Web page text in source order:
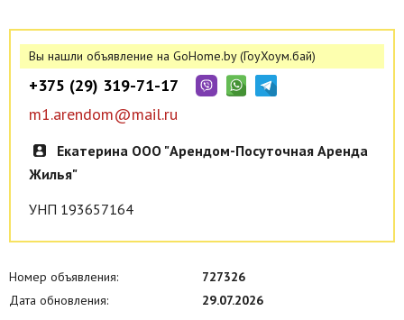
Вы нашли объявление на GoHome.by (ГоуХоум.бай)
+375 (29) 319-71-17
m1.arendom@mail.ru
Екатерина ООО "Арендом-Посуточная Аренда
Жилья"
УНП 193657164
Номер объявления:
727326
Дата обновления:
29.07.2026